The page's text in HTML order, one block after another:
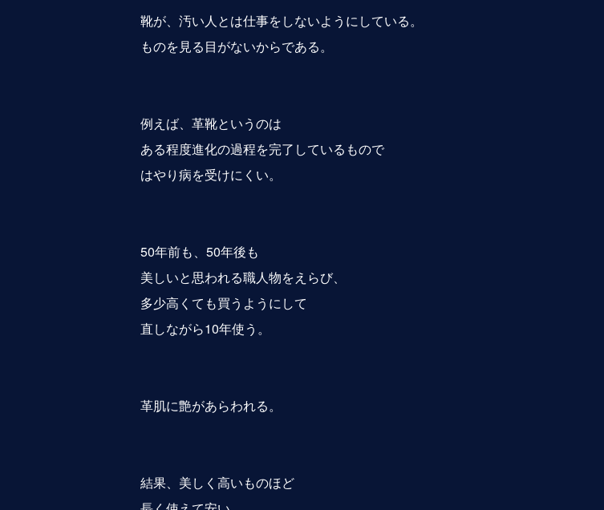
靴が、汚い人とは仕事をしないようにしている。
ものを見る目がないからである。
例えば、革靴というのは
ある程度進化の過程を完了しているもので
はやり病を受けにくい。
50年前も、50年後も
美しいと思われる職人物をえらび、
多少高くても買うようにして
直しながら10年使う。
革肌に艶があらわれる。
結果、美しく高いものほど